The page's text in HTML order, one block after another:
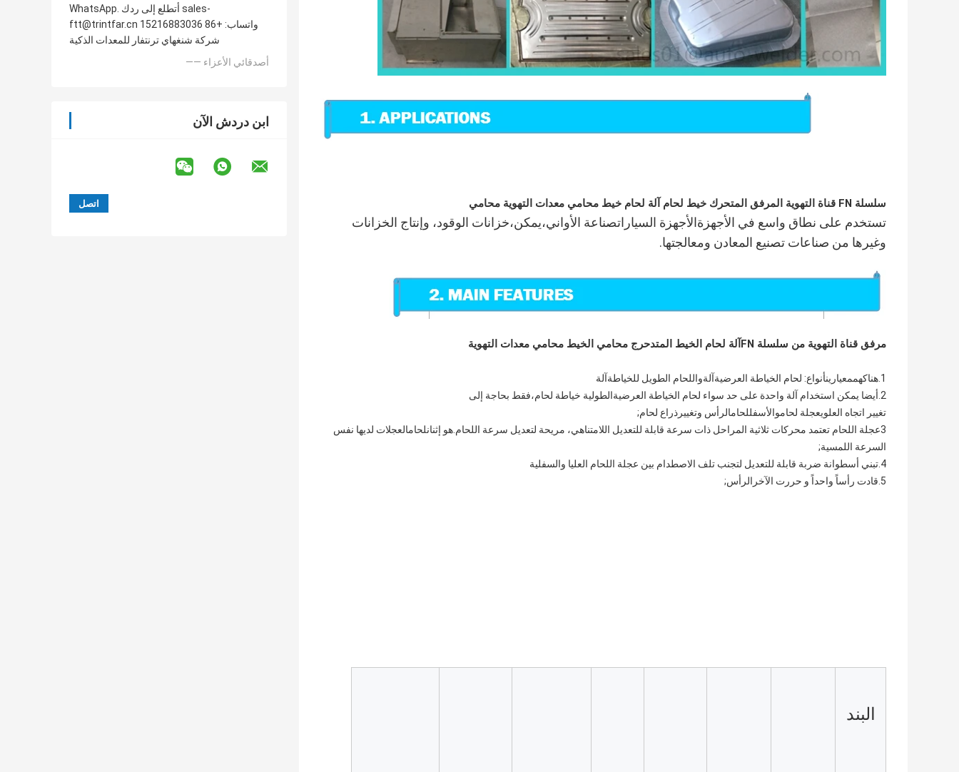
WhatsApp. أتطلع إلى ردك sales-
ftt@trintfar.cn واتساب: +86 15216883036
شركة شنغهاي ترنتفار للمعدات الذكية
—— أصدقائي الأعزاء
ابن دردش الآن
سلسلة FN قناة التهوية المرفق المتحرك خيط لحام آلة لحام خيط محامي معدات التهوية محامي
تستخدم على نطاق واسع في الأجهزةالأجهزة السياراتصناعة الأواني،يمكن،خزانات الوقود، وإنتاج الخزانات
وغيرها من صناعات تصنيع المعادن ومعالجتها.
مرفق قناة التهوية من سلسلة FN آلة لحام الخيط المتدحرج محامي الخيط محامي معدات التهوية
1. هناكهممعيارينأنواع: لحام الخياطة العرضيةآلةواللحام الطويل للخياطةآلة
2. أيضا يمكن استخدام آلة واحدة على حد سواء لحام الخياطة العرضيةالطولية خياطة لحام،فقط بحاجة إلى
تغيير اتجاه العلويعجلة لحاموالأسفللحامالرأس وتغيير ذراع لحام;
3عجلة اللحام تعتمد محركات ثلاثية المراحل ذات سرعة قابلة للتعديل اللامتناهي، مريحة لتعديل سرعة اللحام.
هو إثنانلحامالعجلات لديها نفس
السرعة اللمسية;
4.تبني أسطوانة ضربة قابلة للتعديل لتجنب تلف الاصطدام بين عجلة اللحام العليا والسفلية
5. قادت رأساً واحداً و حررت الآخر الرأس;
البند